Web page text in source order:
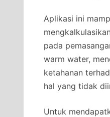
Aplikasi ini
pada
warm water,
ketahanan
hal yang tidak
Untuk